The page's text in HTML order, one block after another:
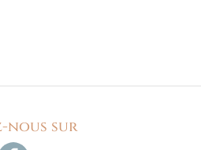
nous sur